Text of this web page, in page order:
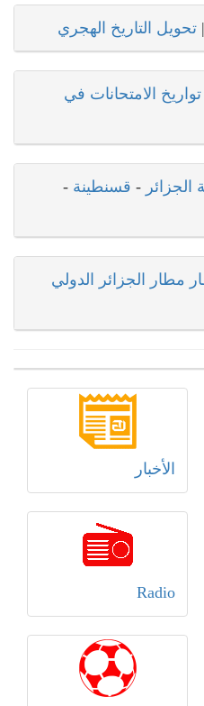
| تحويل التاريخ الهجري
الامتحانات في
- قسنطينة -
مطار الجزائر الدولي
الأخبار
Radio